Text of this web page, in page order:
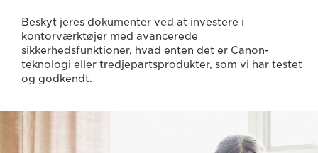
Beskyt jeres dokumenter ved at investere i
kontorværktøjer med avancerede
sikkerhedsfunktioner, hvad enten det er Canon-
teknologi eller tredjepartsprodukter, som vi har testet
og godkendt.